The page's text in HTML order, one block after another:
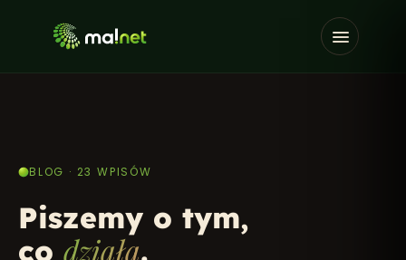
BLOG · 23 WPISÓW
Piszemy o tym,
co działa.